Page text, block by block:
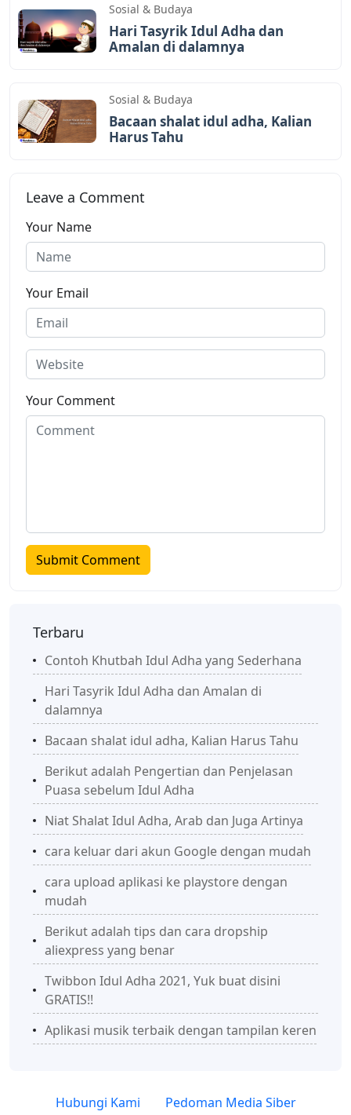
Sosial & Budaya
Hari Tasyrik Idul Adha dan
Amalan di dalamnya
Sosial & Budaya
Bacaan shalat idul adha, Kalian
Harus Tahu
Leave a Comment
Your Name
Your Email
Your Comment
Terbaru
Contoh Khutbah Idul Adha yang Sederhana
Hari Tasyrik Idul Adha dan Amalan di
dalamnya
Bacaan shalat idul adha, Kalian Harus Tahu
Berikut adalah Pengertian dan Penjelasan
Puasa sebelum Idul Adha
Niat Shalat Idul Adha, Arab dan Juga Artinya
cara keluar dari akun Google dengan mudah
cara upload aplikasi ke playstore dengan
mudah
Berikut adalah tips dan cara dropship
aliexpress yang benar
Twibbon Idul Adha 2021, Yuk buat disini
GRATIS!!
Aplikasi musik terbaik dengan tampilan keren
Hubungi Kami Pedoman Media Siber